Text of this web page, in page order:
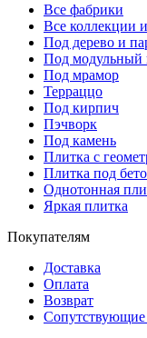
Все фабрики
Все коллекции
Под дерево и
Под модульный
Под мрамор
Терраццо
Под кирпич
Пэчворк
Под камень
Плитка с
Плитка под
Однотонная
Яркая плитка
Покупателям
Доставка
Оплата
Возврат
Сопутствующие